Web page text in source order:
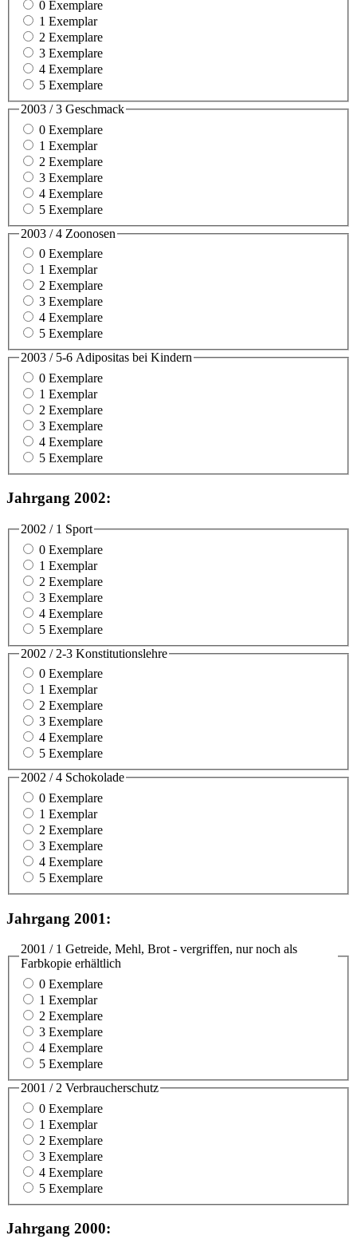
0 Exemplare
1 Exemplar
2 Exemplare
3 Exemplare
4 Exemplare
5 Exemplare
2003 / 3 Geschmack
0 Exemplare
1 Exemplar
2 Exemplare
3 Exemplare
4 Exemplare
5 Exemplare
2003 / 4 Zoonosen
0 Exemplare
1 Exemplar
2 Exemplare
3 Exemplare
4 Exemplare
5 Exemplare
2003 / 5-6 Adipositas bei Kindern
0 Exemplare
1 Exemplar
2 Exemplare
3 Exemplare
4 Exemplare
5 Exemplare
Jahrgang 2002:
2002 / 1 Sport
0 Exemplare
1 Exemplar
2 Exemplare
3 Exemplare
4 Exemplare
5 Exemplare
2002 / 2-3 Konstitutionslehre
0 Exemplare
1 Exemplar
2 Exemplare
3 Exemplare
4 Exemplare
5 Exemplare
2002 / 4 Schokolade
0 Exemplare
1 Exemplar
2 Exemplare
3 Exemplare
4 Exemplare
5 Exemplare
Jahrgang 2001:
2001 / 1 Getreide, Mehl, Brot - vergriffen, nur noch als
Farbkopie erhältlich
0 Exemplare
1 Exemplar
2 Exemplare
3 Exemplare
4 Exemplare
5 Exemplare
2001 / 2 Verbraucherschutz
0 Exemplare
1 Exemplar
2 Exemplare
3 Exemplare
4 Exemplare
5 Exemplare
Jahrgang 2000: